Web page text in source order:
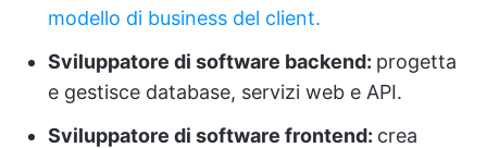
modello di business del client.
Sviluppatore di software backend: progetta
e gestisce database, servizi web e API.
Sviluppatore di software frontend: crea